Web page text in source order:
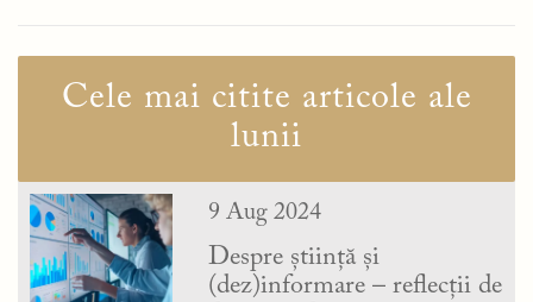
Cele mai citite articole ale
lunii
9 Aug 2024
Despre știință și
(dez)informare – reflecții de